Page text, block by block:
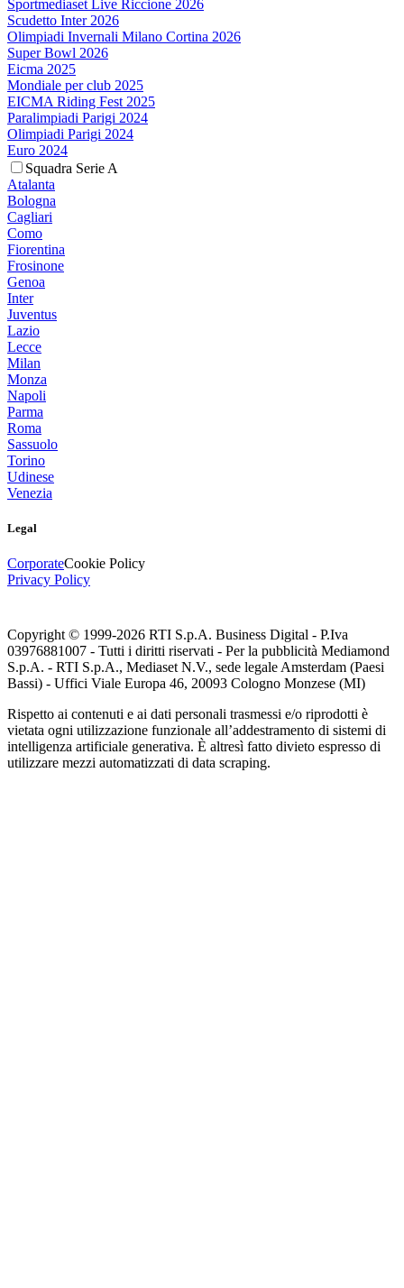
Sportmediaset Live Riccione 2026
Scudetto Inter 2026
Olimpiadi Invernali Milano Cortina 2026
Super Bowl 2026
Eicma 2025
Mondiale per club 2025
EICMA Riding Fest 2025
Paralimpiadi Parigi 2024
Olimpiadi Parigi 2024
Euro 2024
Squadra Serie A
Atalanta
Bologna
Cagliari
Como
Fiorentina
Frosinone
Genoa
Inter
Juventus
Lazio
Lecce
Milan
Monza
Napoli
Parma
Roma
Sassuolo
Torino
Udinese
Venezia
Legal
CorporateCookie Policy
Privacy Policy
Copyright © 1999-2026 RTI S.p.A. Business Digital - P.Iva
03976881007 - Tutti i diritti riservati - Per la pubblicità Mediamond
S.p.A. - RTI S.p.A., Mediaset N.V., sede legale Amsterdam (Paesi
Bassi) - Uffici Viale Europa 46, 20093 Cologno Monzese (MI)
Rispetto ai contenuti e ai dati personali trasmessi e/o riprodotti è
vietata ogni utilizzazione funzionale all’addestramento di sistemi di
intelligenza artificiale generativa. È altresì fatto divieto espresso di
utilizzare mezzi automatizzati di data scraping.